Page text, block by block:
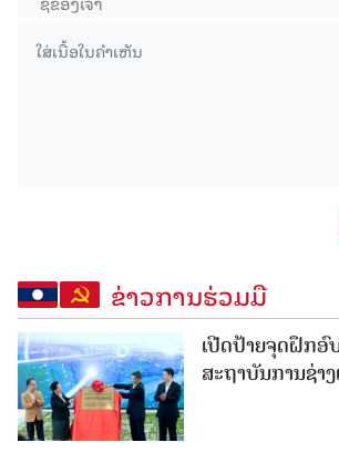
ຂ່າວການຮ່ວມມື
ເປີດປ້າຍຈຸດຝຶກອົ
ສະຖາບັນການຊ່າ